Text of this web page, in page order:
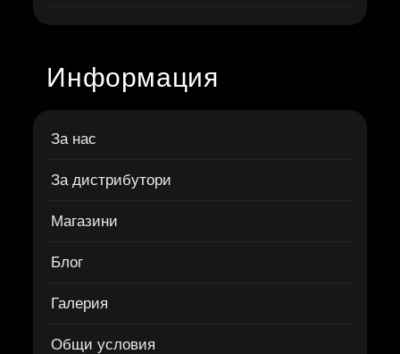
Информация
За нас
За дистрибутори
Магазини
Блог
Галерия
Общи условия